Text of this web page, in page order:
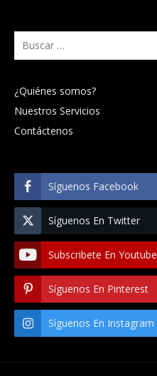
Buscar:
¿Quiénes somos?
Nuestros Servicios
Contáctenos
Síguenos Facebook
Síguenos En Twitter
Subscribete En Youtube
Síguenos En Pinterest
Síguenos En Instagram